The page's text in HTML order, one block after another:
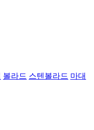
볼라드 스텐볼라드 마대